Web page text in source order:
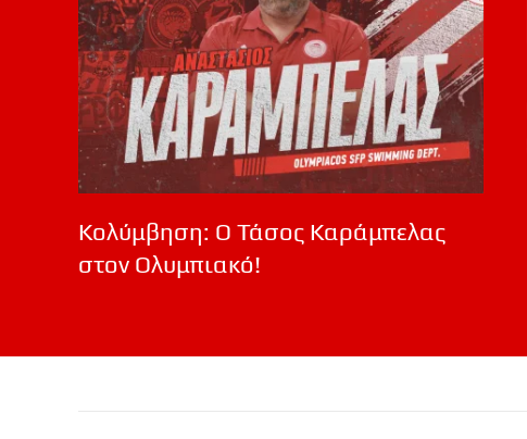
Κολύμβηση: Ο Τάσος Καράμπελας
στον Ολυμπιακό!